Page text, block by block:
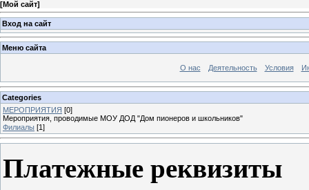
[Мой сайт]
Вход на сайт
Меню сайта
О нас Деятельность Условия
Categories
МЕРОПРИЯТИЯ [0]
Мероприятия, проводимые МОУ ДОД "Дом пионеров и школьников"
Филиалы [1]
Платежные реквизиты